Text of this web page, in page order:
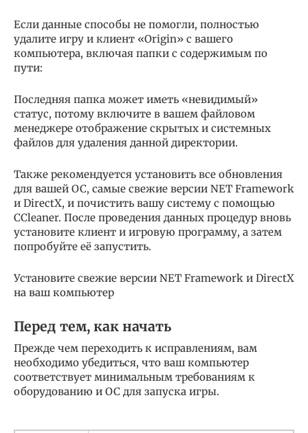
Если данные способы не помогли, полностью
удалите игру и клиент «Origin» с вашего
компьютера, включая папки с содержимым по
пути:
Последняя папка может иметь «невидимый»
статус, потому включите в вашем файловом
менеджере отображение скрытых и системных
файлов для удаления данной директории.
Также рекомендуется установить все обновления
для вашей ОС, самые свежие версии NET Framework
и DirectX, и почистить вашу систему с помощью
CCleaner. После проведения данных процедур вновь
установите клиент и игровую программу, а затем
попробуйте её запустить.
Установите свежие версии NET Framework и DirectX
на ваш компьютер
Перед тем, как начать
Прежде чем переходить к исправлениям, вам
необходимо убедиться, что ваш компьютер
соответствует минимальным требованиям к
оборудованию и ОС для запуска игры.